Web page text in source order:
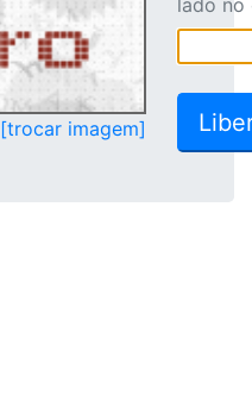
[trocar imagem]
lado no